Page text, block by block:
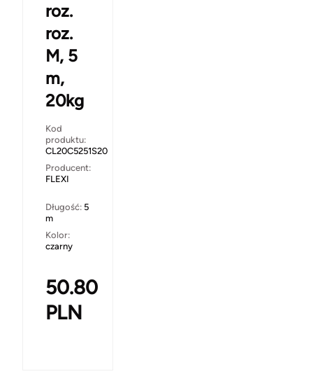
roz.
roz.
M, 5
m,
20kg
Kod
produktu:
CL20C5251S20
Producent:
FLEXI
Długość: 5
m
Kolor:
czarny
50.80
PLN